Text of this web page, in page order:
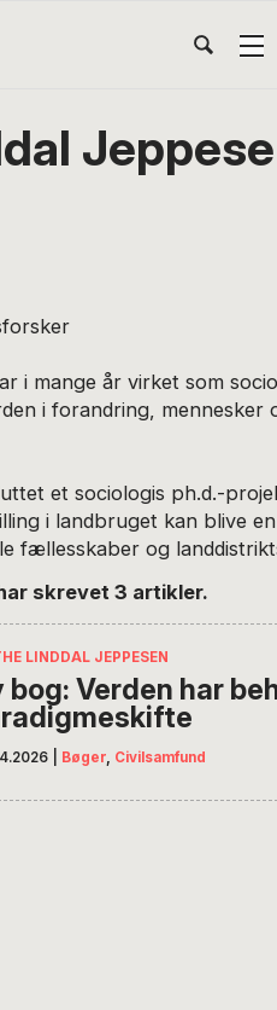
i mange år virket som
i forandring, mennesker
et sociologis ph.d.-
i landbruget kan blive
fællesskaber og
skrevet 3 artikler.
LINDDAL JEPPESEN
bog: Verden har
Bøger Civilsamfund